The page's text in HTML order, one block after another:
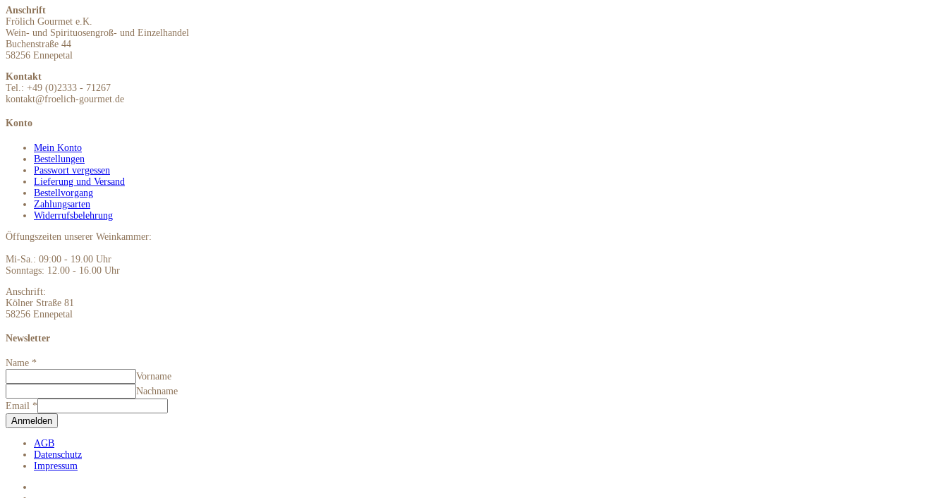
Anschrift
Frölich Gourmet e.K.
Wein- und Spirituosengroß- und Einzelhandel
Buchenstraße 44
58256 Ennepetal
Kontakt
Tel.: +49 (0)2333 - 71267
kontakt@froelich-gourmet.de
Konto
Mein Konto
Bestellungen
Passwort vergessen
Lieferung und Versand
Bestellvorgang
Zahlungsarten
Widerrufsbelehrung
Öffungszeiten unserer Weinkammer:
Mi-Sa.: 09:00 - 19.00 Uhr
Sonntags: 12.00 - 16.00 Uhr
Anschrift:
Kölner Straße 81
58256 Ennepetal
Newsletter
Name *
Vorname
Nachname
Email *
Anmelden
AGB
Datenschutz
Impressum